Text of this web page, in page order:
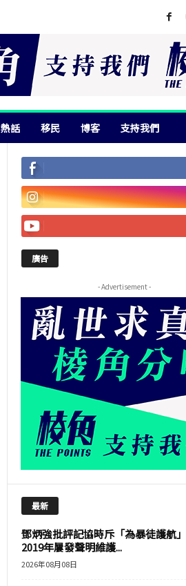
熱話 移民 博客 支持我們
廣告
- Advertisement -
最新
鄧炳強批評記協時斥「為暴徒護航
2019年屢發聲明維護...
2026年08月08日